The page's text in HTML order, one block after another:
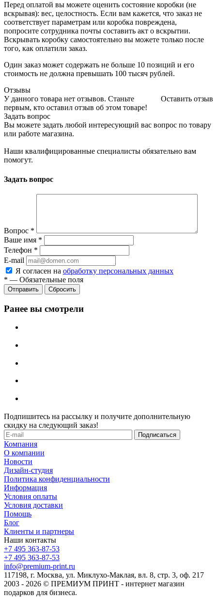
Перед оплатой вы можете оценить состояние коробки (не
вскрывая): вес, целостность. Если вам кажется, что заказ не
соответствует параметрам или коробка повреждена,
попросите сотрудника почты составить акт о вскрытии.
Вскрывать коробку самостоятельно вы можете только после
того, как оплатили заказ.
Один заказ может содержать не больше 10 позиций и его
стоимость не должна превышать 100 тысяч рублей.
Отзывы
Оставить отзыв
У данного товара нет отзывов. Станьте
первым, кто оставил отзыв об этом товаре!
Задать вопрос
Вы можете задать любой интересующий вас вопрос по товару
или работе магазина.
Наши квалифицированные специалисты обязательно вам
помогут.
Задать вопрос
Вопрос *
Ваше имя *
Телефон *
E-mail
Я согласен на обработку персональных данных
* — Обязательные поля
Отправить Сбросить
Ранее вы смотрели
Подпишитесь на рассылку и получите дополнительную
скидку на следующий заказ!
Компания
О компании
Новости
Дизайн-студия
Политика конфиденциальности
Информация
Условия оплаты
Условия доставки
Помощь
Блог
Клиенты и партнеры
Наши контакты
+7 495 363-87-53
+7 495 363-87-53
info@premium-print.ru
117198, г. Москва, ул. Миклухо-Маклая, вл. 8, стр. 3, оф. 217
2003 - 2026 © ПРЕМИУМ ПРИНТ - интернет магазин
подарков для бизнеса.